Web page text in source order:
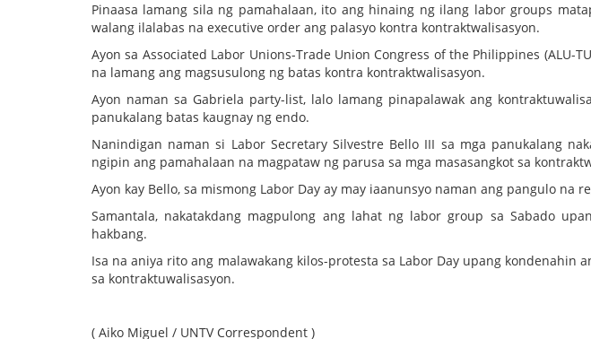
Pinaasa lamang sila ng pamahalaan, ito ang hinaing ng ilang labor groups
walang ilalabas na executive order ang palasyo kontra kontraktwalisasyon.
Ayon sa Associated Labor Unions-Trade Union Congress of the Philippines (ALU-
na lamang ang magsusulong ng batas kontra kontraktwalisasyon.
Ayon naman sa Gabriela party-list, lalo lamang pinapalawak ang
panukalang batas kaugnay ng endo.
Nanindigan naman si Labor Secretary Silvestre Bello III sa mga panukalang
ngipin ang pamahalaan na magpataw ng parusa sa mga masasangkot sa
Ayon kay Bello, sa mismong Labor Day ay may iaanunsyo naman ang pangulo na
Samantala, nakatakdang magpulong ang lahat ng labor group sa Sabado
hakbang.
Isa na aniya rito ang malawakang kilos-protesta sa Labor Day upang kondenahin
sa kontraktuwalisasyon.
( Aiko Miguel / UNTV Correspondent )